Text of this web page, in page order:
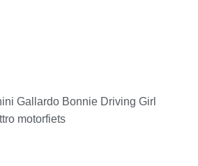
Gallardo Bonnie Driving Girl
motorfiets